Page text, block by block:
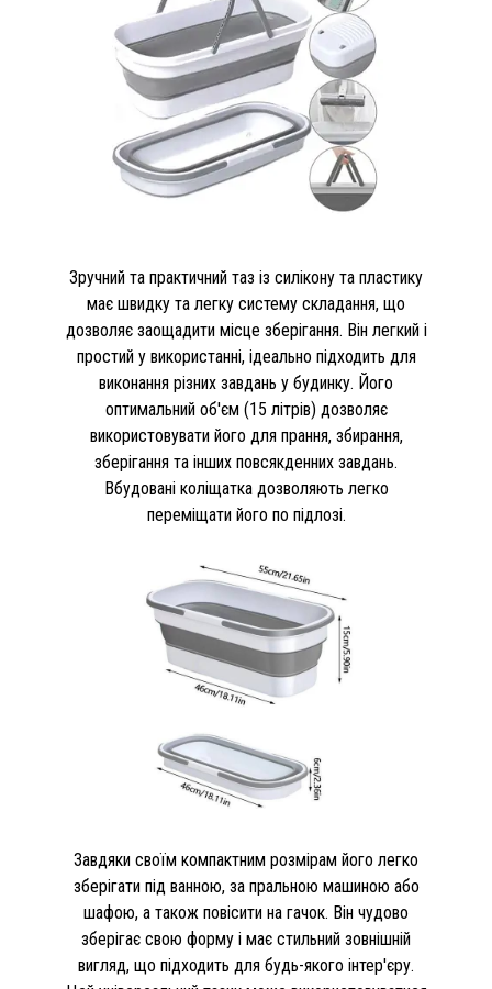
Зручний та практичний таз із силікону та пластику
має швидку та легку систему складання, що
дозволяє заощадити місце зберігання. Він легкий і
простий у використанні, ідеально підходить для
виконання різних завдань у будинку. Його
оптимальний об'єм (15 літрів) дозволяє
використовувати його для прання, збирання,
зберігання та інших повсякденних завдань.
Вбудовані коліщатка дозволяють легко
переміщати його по підлозі.
Завдяки своїм компактним розмірам його легко
зберігати під ванною, за пральною машиною або
шафою, а також повісити на гачок. Він чудово
зберігає свою форму і має стильний зовнішній
вигляд, що підходить для будь-якого інтер'єру.